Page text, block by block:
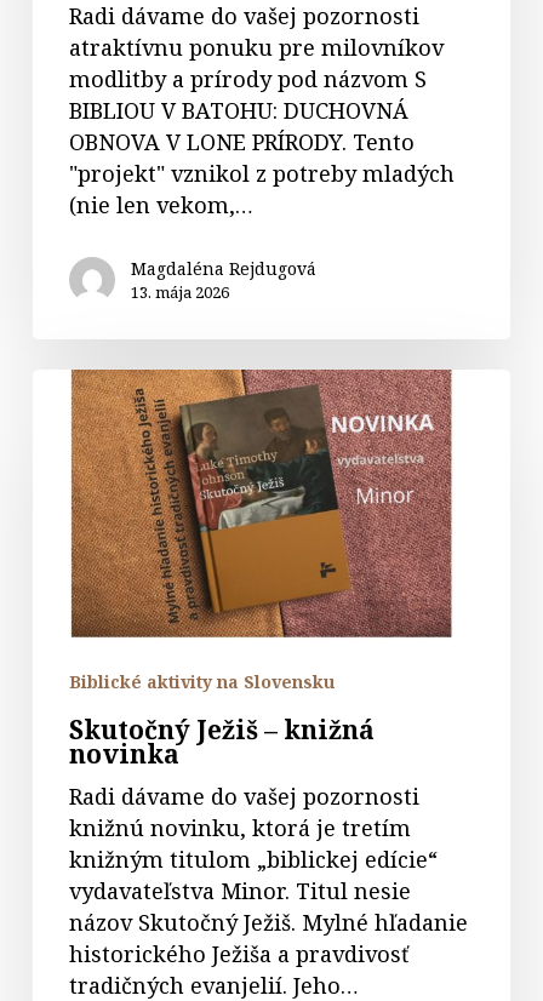
Radi dávame do vašej pozornosti
atraktívnu ponuku pre milovníkov
modlitby a prírody pod názvom S
BIBLIOU V BATOHU: DUCHOVNÁ
OBNOVA V LONE PRÍRODY. Tento
"projekt" vznikol z potreby mladých
(nie len vekom,…
Magdaléna Rejdugová
13. mája 2026
Skutočný
Ježiš
knižná
novinka
Biblické aktivity na Slovensku
Skutočný Ježiš – knižná
novinka
Radi dávame do vašej pozornosti
knižnú novinku, ktorá je tretím
knižným titulom „biblickej edície“
vydavateľstva Minor. Titul nesie
názov Skutočný Ježiš. Mylné hľadanie
historického Ježiša a pravdivosť
tradičných evanjelií. Jeho…